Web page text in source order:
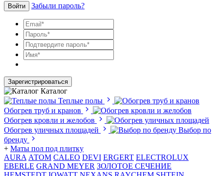
Войти Забыли пароль?
Зарегистрироваться
Каталог
Теплые полы
Обогрев труб и кранов
Обогрев кровли и желобов
Обогрев уличных площадей
Выбор по
бренду
+ Маты пол под плитку
AURA АТОМ CALEO DEVI ERGERT ELECTROLUX
EBERLE GRAND MEYER ЗОЛОТОЕ СЕЧЕНИЕ